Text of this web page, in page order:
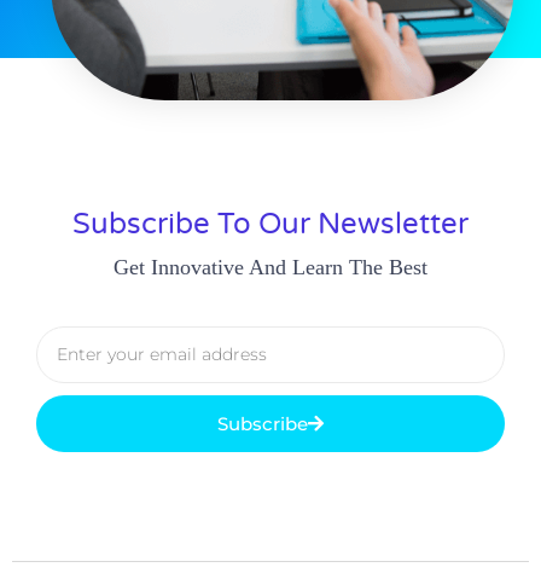
Subscribe To Our Newsletter
Get Innovative And Learn The Best
Subscribe